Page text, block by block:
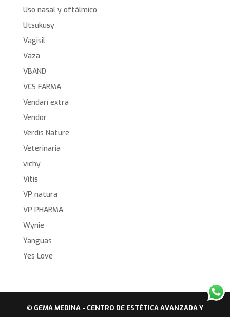
Uso nasal y oftálmico
Utsukusy
Vagisil
Vaza
VBAND
VCS FARMA
Vendarí extra
Vendor
Verdis Nature
Veterinaria
vichy
Vitis
VP natura
VP PHARMA
Wynie
Yanguas
Yes Love
© GEMA MEDINA - CENTRO DE ESTÉTICA AVANZADA Y